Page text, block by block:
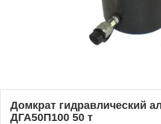
Домкрат гидравлический
ДГА50П100 50 т